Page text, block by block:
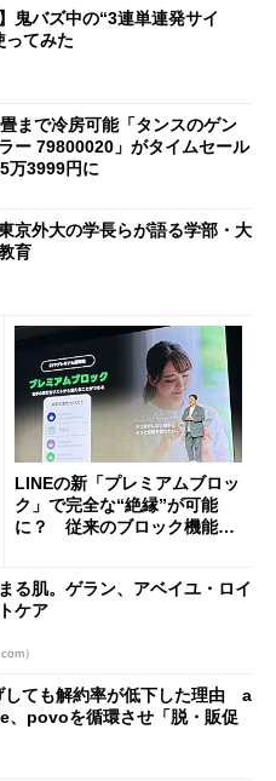
鬼バズ中の“3連単連発サイ
ってみた
まで冷房可能「タンスのゲン
ー 79800020」がタイムセール
万3999円に
京外大の学長らが語る学部・大
育
LINEの新「プレミアムブロッ
ク」で完全な“絶縁”が可能
に？ 従来のブロック機能と
る肌。ゲラン、アベイユ・ロイ
ケア
）
しても解約率が低下した理由 a
、povoを循環させ「脱・販促